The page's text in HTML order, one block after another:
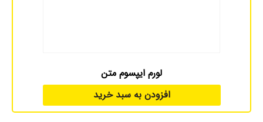
لورم ایپسوم متن
افزودن به سبد خرید